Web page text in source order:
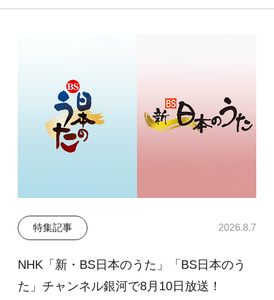
特集記事 2026.8.7
NHK「新・BS日本のうた」「BS日本のう
た」チャンネル銀河で8月10日放送！